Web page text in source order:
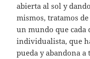
abierta al sol y
mismos, tratamos
un mundo que cada
individualista, que
pueda y abandona